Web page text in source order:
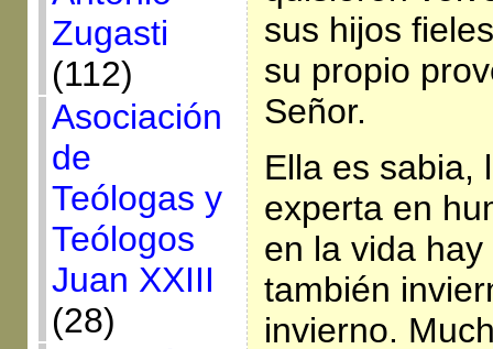
Zugasti
(112)
Asociación
de
Teólogas y
Teólogos
Juan XXIII
(28)
sus hijos
su propio
Señor.
Ella es sabia,
experta en
en la vida
también
invierno.